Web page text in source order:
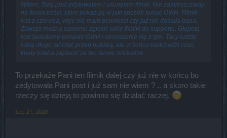
Witam, Twój post edytowałam i usunęłam filmik. Nie zamieszczamy
na forum treści, które pokazują w jaki sposób łamać OWH. Filmik
jest z czerwca, więc nie mam pewności czy już nie dostała bana.
Zawsze można samemu zgłosić takie filmiki do supportu. Głupotą
jest świadome łamanie OWH i obnoszenie się z tym. Tacy ludzie
lubią długo tańczyć przed publiką, ale w końcu nadchodzi czas,
kiedy trzeba zapłacić za ten taniec orkiestrze.
To przekaże Pani ten filmik dalej czy już nie w końcu bo
zedytowała Pani post i już sam nie wiem ? .. a skoro takie
rzeczy się dzieją to powinno się działać raczej.
Sep 21, 2020